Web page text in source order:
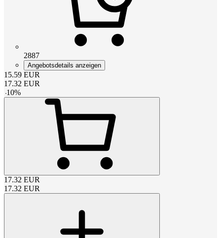
2887
Angebotsdetails anzeigen
15.59 EUR
17.32 EUR
-10%
17.32 EUR
17.32 EUR